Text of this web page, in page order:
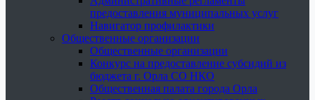
предоставления муниципальных услуг
Навигатор профилактики
Общественные организации
Общественные организации
Конкурс на предоставление субсидий из
бюджета г. Орла СО НКО
Общественная палата города Орла